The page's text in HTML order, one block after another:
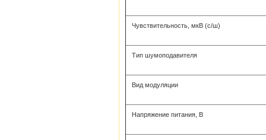
Чувствительность, мкВ (с/ш)
Тип шумоподавителя
Вид модуляции
Напряжение питания, В